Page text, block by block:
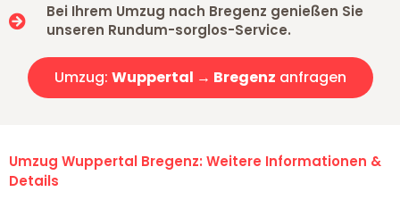
Bei Ihrem Umzug nach Bregenz genießen Sie
unseren Rundum-sorglos-Service.
Umzug: Wuppertal → Bregenz anfragen
Umzug Wuppertal Bregenz: Weitere Informationen &
Details